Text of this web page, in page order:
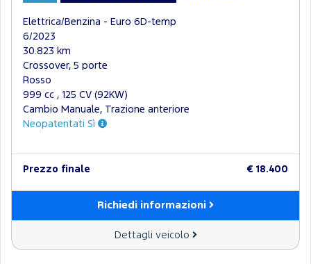
Elettrica/Benzina - Euro 6D-temp
6/2023
30.823 km
Crossover, 5 porte
Rosso
999 cc , 125 CV (92KW)
Cambio Manuale, Trazione anteriore
Neopatentati Sì
Prezzo finale € 18.400
Richiedi informazioni
Dettagli veicolo